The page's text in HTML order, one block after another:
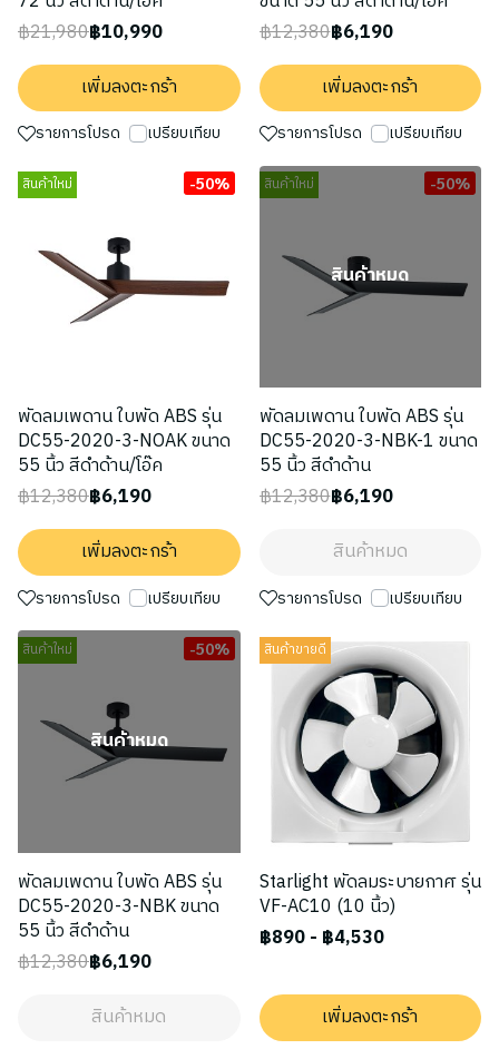
฿21,980฿10,990
เพิ่มลงตะกร้า
รายการโปรด เปรียบเทียบ
฿12,380฿6,190
เพิ่มลงตะกร้า
รายการโปรด เปรียบเทียบ
สินค้าใหม่ -50%
พัดลมเพดาน ใบพัด ABS รุ่น
DC55-2020-3-NOAK ขนาด
55 นิ้ว สีดำด้าน/โอ๊ค
฿12,380฿6,190
เพิ่มลงตะกร้า
รายการโปรด เปรียบเทียบ
สินค้าใหม่ -50%
สินค้าหมด
พัดลมเพดาน ใบพัด ABS รุ่น
DC55-2020-3-NBK-1 ขนาด
55 นิ้ว สีดำด้าน
฿12,380฿6,190
สินค้าหมด
รายการโปรด เปรียบเทียบ
สินค้าใหม่ -50%
สินค้าหมด
พัดลมเพดาน ใบพัด ABS รุ่น
DC55-2020-3-NBK ขนาด
55 นิ้ว สีดำด้าน
฿12,380฿6,190
สินค้าหมด
สินค้าขายดี
Starlight พัดลมระบายกาศ รุ่น
VF-AC10 (10 นิ้ว)
฿890- ฿4,530
เพิ่มลงตะกร้า